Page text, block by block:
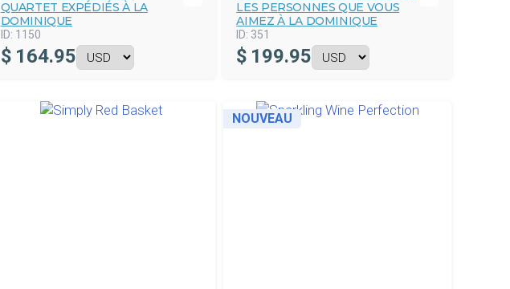
QUARTET EXPÉDIÉS À LA
DOMINIQUE
ID: 1150
$ 164.95
LES PERSONNES QUE VOUS
AIMEZ À LA DOMINIQUE
ID: 351
$ 199.95
NOUVEAU